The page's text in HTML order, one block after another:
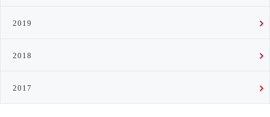
2019
2018
2017